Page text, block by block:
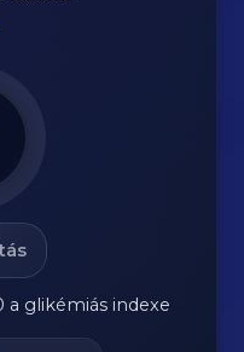
a glikémiás indexe